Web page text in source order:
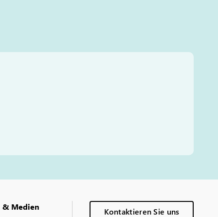
& Medien Kontaktieren Sie uns